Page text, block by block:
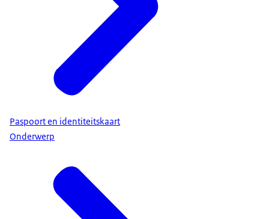
Paspoort en identiteitskaart
Onderwerp